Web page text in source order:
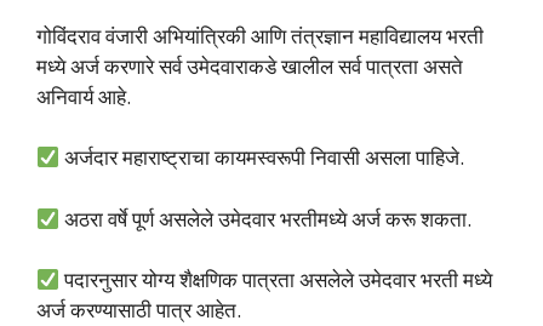
गोविंदराव वंजारी अभियांत्रिकी आणि तंत्रज्ञान महाविद्यालय भरती
मध्ये अर्ज करणारे सर्व उमेदवाराकडे खालील सर्व पात्रता असते
अनिवार्य आहे.
अर्जदार महाराष्ट्राचा कायमस्वरूपी निवासी असला पाहिजे.
अठरा वर्षे पूर्ण असलेले उमेदवार भरतीमध्ये अर्ज करू शकता.
पदारनुसार योग्य शैक्षणिक पात्रता असलेले उमेदवार भरती मध्ये
अर्ज करण्यासाठी पात्र आहेत.